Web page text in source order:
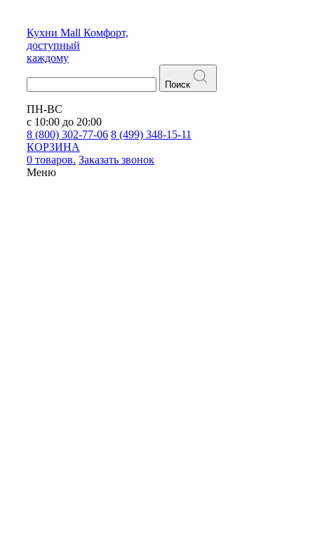
Кухни Mall Комфорт,
доступный
каждому
Поиск
ПН-ВС
с 10:00 до 20:00
8 (800) 302-77-06 8 (499) 348-15-11
КОРЗИНА
0 товаров. Заказать звонок
Меню